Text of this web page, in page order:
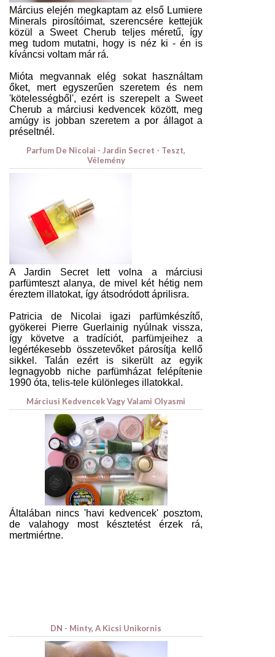
Március elején megkaptam az első Lumiere
Minerals pirosítóimat, szerencsére kettejük
közül a Sweet Cherub teljes méretű, így
meg tudom mutatni, hogy is néz ki - én is
kíváncsi voltam már rá.
Mióta megvannak elég sokat használtam
őket, mert egyszerűen szeretem és nem
'kötelességből', ezért is szerepelt a Sweet
Cherub a márciusi kedvencek között, meg
amúgy is jobban szeretem a por állagot a
préseltnél.
Parfum De Nicolai - Jardin Secret - Teszt,
Vélemény
A Jardin Secret lett volna a márciusi
parfümteszt alanya, de mivel két hétig nem
éreztem illatokat, így átsodródott áprilisra.
Patricia de Nicolai igazi parfümkészítő,
gyökerei Pierre Guerlainig nyúlnak vissza,
így követve a tradíciót, parfümjeihez a
legértékesebb összetevőket párosítja kellő
sikkel. Talán ezért is sikerült az egyik
legnagyobb niche parfümházat felépítenie
1990 óta, telis-tele különleges illatokkal.
Márciusi Kedvencek Vagy Valami Olyasmi
Általában nincs 'havi kedvencek' posztom,
de valahogy most késztetést érzek rá,
mertmiértne.
DN - Minty, A Kicsi Unikornis